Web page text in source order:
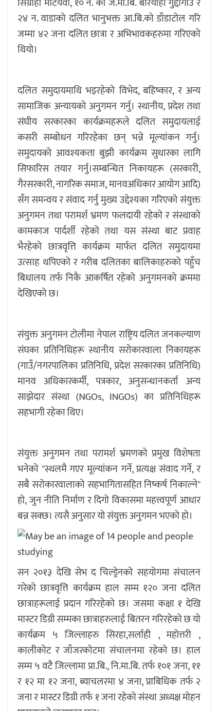
२४ न. वाडाको दलित भानुभक्त आ.बि.को डाँडाटोल गरि
जम्मा ४२ जना दलित छात्रा र अभिभावकहरुमा गरिएको
थियो।
दलित समुदायमाथि भइरहेको विभेद, बहिष्कार, र अन्य
सामाजिक अन्यायको अनुगमन गर्नु। स्थानीय, प्रदेश तथा
संघीय सरकारका कार्यक्रमहरूले दलित समुदायलाई
कसरी सम्बोधन गरिरहेका छन् भन्ने मूल्यांकन गर्नु।
समुदायको आवश्यकता बुझी कार्यक्रम सुधारका लागि
सिफारिस तयार गर्नु।सम्बन्धित निकायहरू (सरकारी,
गैरसरकारी, नागरिक समाज, मानवअधिकार आयोग आदि)
सँग समन्वय र संवाद गर्नु मुख्य उद्देश्यका गरिएको संयुक्त
अनुगमन तथा परामर्श भ्रमण फलदायी रहेको र संस्थाको
कामकाज पार्दर्शी रहेको तथा यस संस्था बाट प्रवाह
भैरहेको छात्रवृत्ति कार्यक्रम मार्फत दलित समुदायमा
उत्साह थपिएको र गरीब दलितका बालिकाहरुको पहुँच
बिधालय तर्फ निकै आकर्षित रहेको अनुगमनको क्रममा
देखिएको छ।
संयुक्त अनुगमन टोलीमा नेपाल राष्ट्रिय दलित जनकल्याण
संघका प्रतिनिधिहरू स्थानीय सरोकारवाला निकायहरू
(गाउँ/नगरपालिका प्रतिनिधि, प्रदेश सरकारका प्रतिनिधि)
मानव अधिकारकर्मी, पत्रकार, अनुसन्धानकर्ता अन्य
साझेदार संस्था (NGOs, INGOs) का प्रतिनिधिहरू
सहभागी रहेका थिए।
संयुक्त अनुगमन तथा परामर्श भ्रमणको प्रमुख विशेषता
भनेको "स्थलमै गएर मूल्यांकन गर्ने, प्रत्यक्ष संवाद गर्ने, र
सबै सरोकारवालाको सहभागितासहित निष्कर्ष निकाल्ने"
हो, जुन नीति निर्माण र दिगो विकासमा महत्त्वपूर्ण आधार
बन्न सक्छ। त्यसै अनुसार यो संयुक्त अनुगमन भएको हो।
सन २०१३ देखि सेभ द चिल्ड्रेनको सहयोगमा संचालन
गरेको छात्रवृत्ति कार्यक्रम हाल सम्म १२० जना दलित
छात्राहरूलाई प्रदान गरिरहेको छ। जसमा कक्षा १ देखि
मास्टर डिग्री सम्मका छात्राहरुलाई बितरन गरिरहेको छ यो
कार्यक्रम ५ जिल्लाहरु सिरहा,सर्लाही , महोत्तरी ,
कालीकोट र जाँजरकोटमा संचालनमा रहेको छ। हाल
सम्म ५ वटै जिल्लामा प्रा.बि., नि.मा.बि. तर्फ १०१ जना, ११
र १२ मा १२ जना, ब्याचलरमा ४ जना, प्राबिधिक तर्फ २
जना र मास्टर डिग्री तर्फ १ जना रहेको संस्था अध्यक्ष मोहन